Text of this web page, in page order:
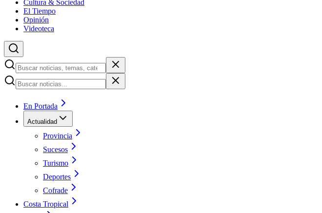
Cultura & Sociedad
El Tiempo
Opinión
Videoteca
En Portada
Actualidad
Provincia
Sucesos
Turismo
Deportes
Cofrade
Costa Tropical